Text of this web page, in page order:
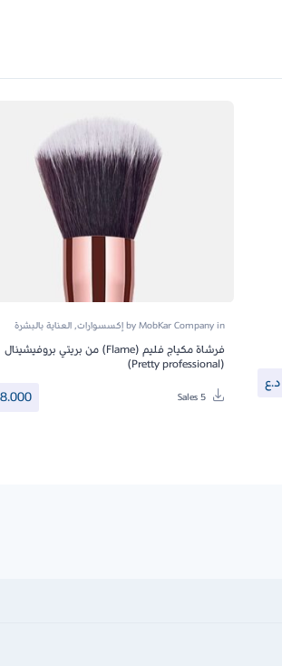
د.ع
byMobKar Companyin إكسسوارات,العناية بالبشرة
فرشاة مكياج فليم (Flame) من بريتي بروفيشينال
(Pretty professional)
5 Sales
8.000